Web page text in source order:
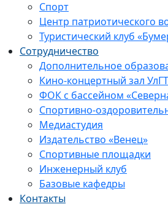
Спорт
Центр патриотического
Туристический клуб
Сотрудничество
Дополнительное
Кино-концертный зал
ФОК с бассейном
Спортивно-
Медиастудия
Издательство «Венец»
Спортивные площадки
Инженерный клуб
Базовые кафедры
Контакты